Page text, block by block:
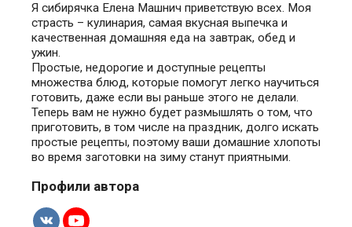
Я сибирячка Елена Машнич приветствую всех. Моя
страсть – кулинария, самая вкусная выпечка и
качественная домашняя еда на завтрак, обед и
ужин.
Простые, недорогие и доступные рецепты
множества блюд, которые помогут легко научиться
готовить, даже если вы раньше этого не делали.
Теперь вам не нужно будет размышлять о том, что
приготовить, в том числе на праздник, долго искать
простые рецепты, поэтому ваши домашние хлопоты
во время заготовки на зиму станут приятными.
Профили автора